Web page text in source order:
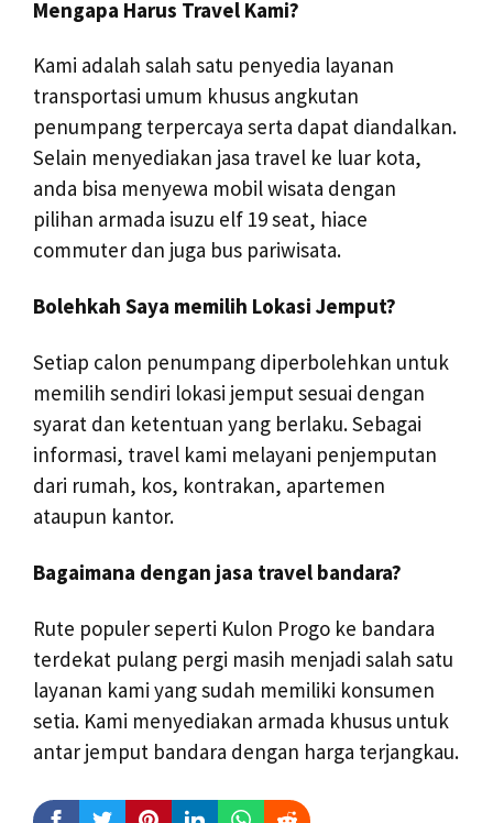
Mengapa Harus Travel Kami?
Kami adalah salah satu penyedia layanan
transportasi umum khusus angkutan
penumpang terpercaya serta dapat diandalkan.
Selain menyediakan jasa travel ke luar kota,
anda bisa menyewa mobil wisata dengan
pilihan armada isuzu elf 19 seat, hiace
commuter dan juga bus pariwisata.
Bolehkah Saya memilih Lokasi Jemput?
Setiap calon penumpang diperbolehkan untuk
memilih sendiri lokasi jemput sesuai dengan
syarat dan ketentuan yang berlaku. Sebagai
informasi, travel kami melayani penjemputan
dari rumah, kos, kontrakan, apartemen
ataupun kantor.
Bagaimana dengan jasa travel bandara?
Rute populer seperti Kulon Progo ke bandara
terdekat pulang pergi masih menjadi salah satu
layanan kami yang sudah memiliki konsumen
setia. Kami menyediakan armada khusus untuk
antar jemput bandara dengan harga terjangkau.